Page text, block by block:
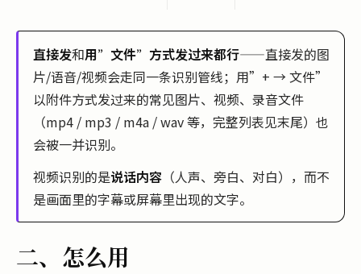
直接发和用”文件”方式发过来都行——直接发的图
片/语音/视频会走同一条识别管线；用”+ → 文件”
以附件方式发过来的常见图片、视频、录音文件
（mp4 / mp3 / m4a / wav 等，完整列表见末尾）也
会被一并识别。
视频识别的是说话内容 （人声、旁白、对白），而不
是画面里的字幕或屏幕里出现的文字。
二、怎么用